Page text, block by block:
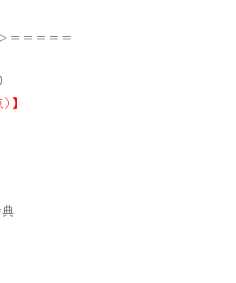
＝＝＝＝＝
】
典